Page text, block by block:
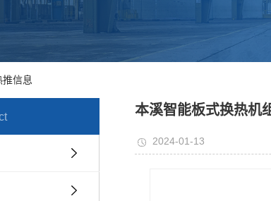
推信息
本溪智能板式换热机
2024-01-13